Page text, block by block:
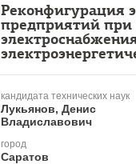
Реконфигурация
предприятий
кандидата технических наук
Лукьянов, Денис
Владиславович
город
Саратов